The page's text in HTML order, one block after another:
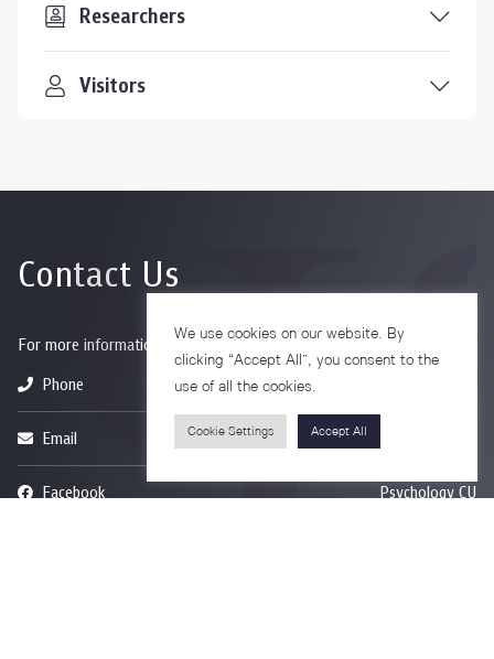
Researchers
Visitors
Contact Us
For more information please contact
Phone
Email
Facebook Psychology CU
We use cookies on our website. By
clicking “Accept All”, you consent to the
use of all the cookies.
Cookie Settings Accept All